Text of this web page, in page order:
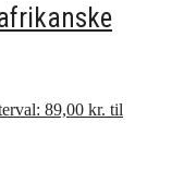
89,00 kr. til